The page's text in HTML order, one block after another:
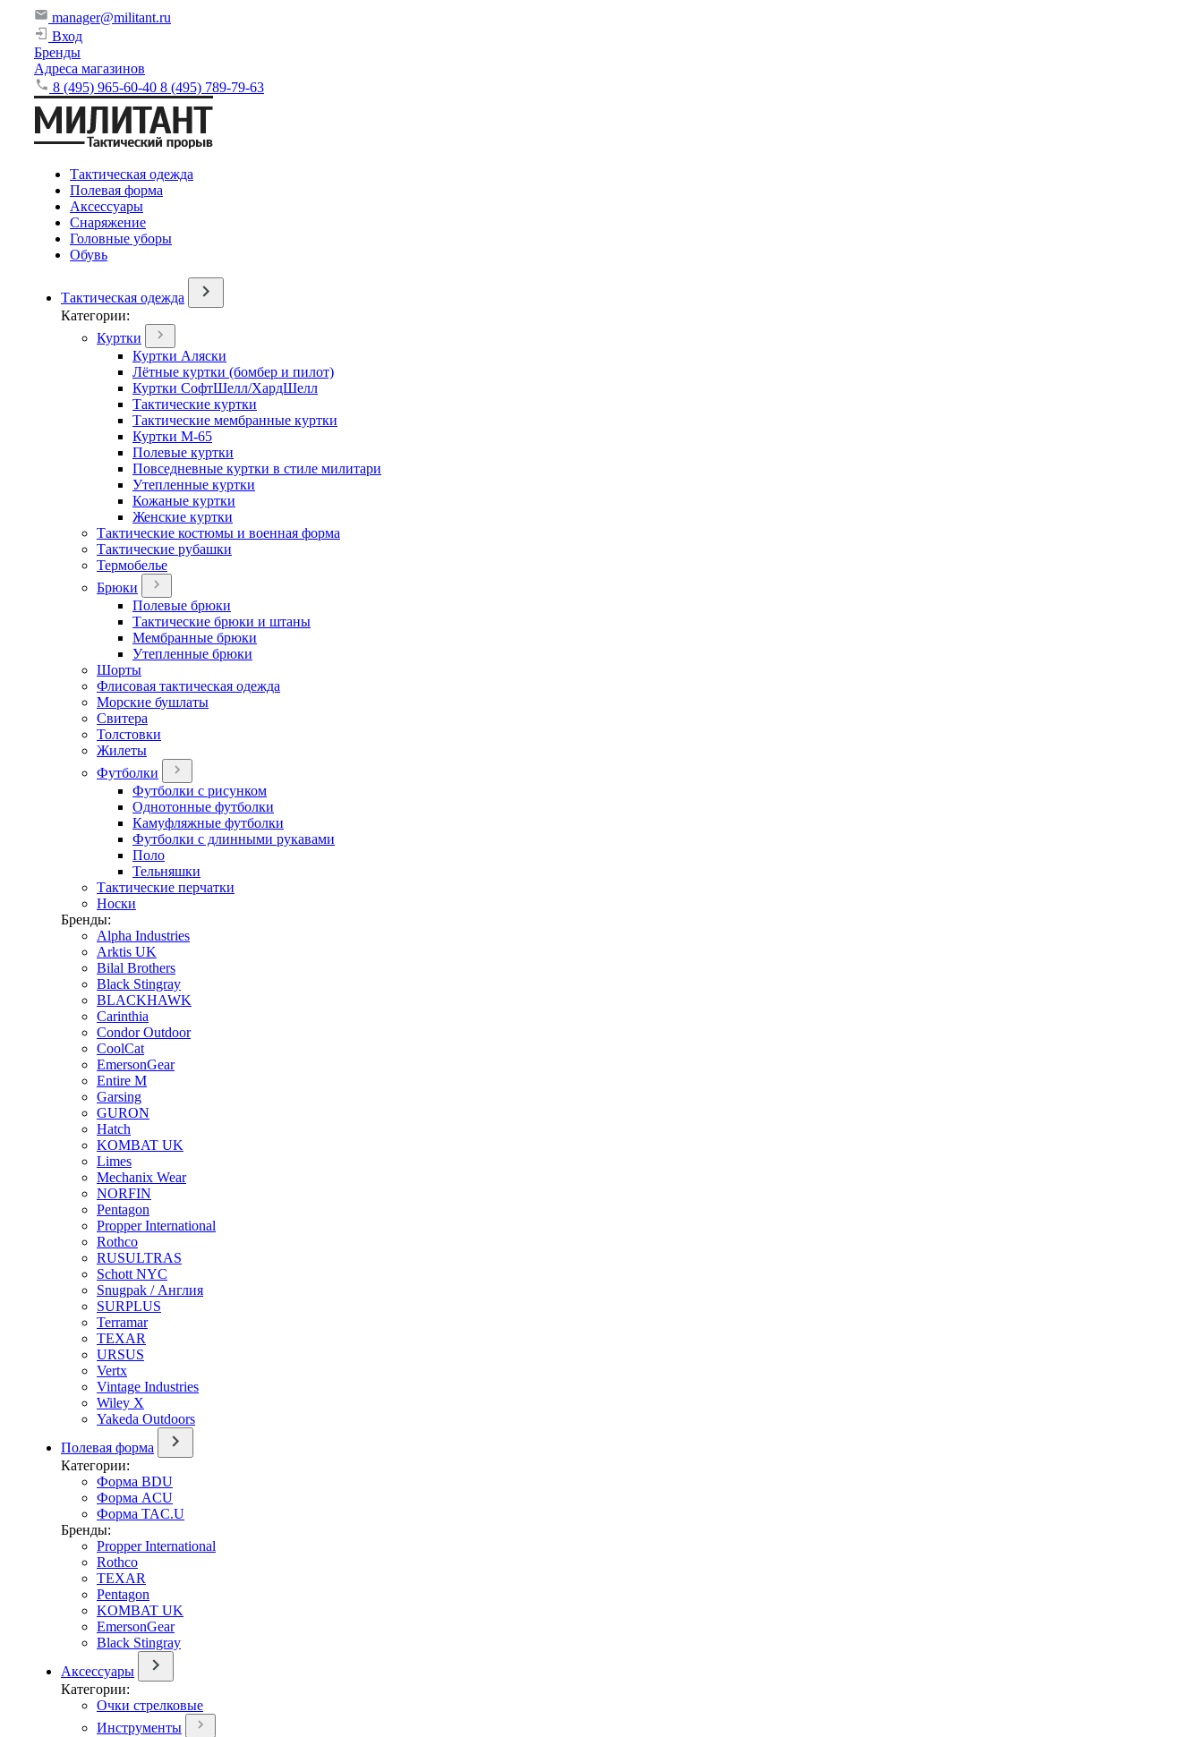
manager@militant.ru
Вход
Бренды
Адреса магазинов
8 (495) 965-60-40 8 (495) 789-79-63
Тактическая одежда
Полевая форма
Аксессуары
Снаряжение
Головные уборы
Обувь
Тактическая одежда
Категории:
Куртки
Куртки Аляски
Лётные куртки (бомбер и пилот)
Куртки СофтШелл/ХардШелл
Тактические куртки
Тактические мембранные куртки
Куртки М-65
Полевые куртки
Повседневные куртки в стиле милитари
Утепленные куртки
Кожаные куртки
Женские куртки
Тактические костюмы и военная форма
Тактические рубашки
Термобелье
Брюки
Полевые брюки
Тактические брюки и штаны
Мембранные брюки
Утепленные брюки
Шорты
Флисовая тактическая одежда
Морские бушлаты
Свитера
Толстовки
Жилеты
Футболки
Футболки с рисунком
Однотонные футболки
Камуфляжные футболки
Футболки с длинными рукавами
Поло
Тельняшки
Тактические перчатки
Носки
Бренды:
Alpha Industries
Arktis UK
Bilal Brothers
Black Stingray
BLACKHAWK
Carinthia
Condor Outdoor
CoolCat
EmersonGear
Entire M
Garsing
GURON
Hatch
KOMBAT UK
Limes
Mechanix Wear
NORFIN
Pentagon
Propper International
Rothco
RUSULTRAS
Schott NYC
Snugpak / Англия
SURPLUS
Terramar
TEXAR
URSUS
Vertx
Vintage Industries
Wiley X
Yakeda Outdoors
Полевая форма
Категории:
Форма BDU
Форма ACU
Форма TAC.U
Бренды:
Propper International
Rothco
TEXAR
Pentagon
KOMBAT UK
EmersonGear
Black Stingray
Аксессуары
Категории:
Очки стрелковые
Инструменты